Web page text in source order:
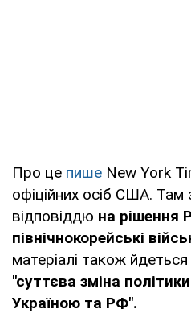
Про це пише New York
офіційних осіб США.
відповіддю на рішення
північнокорейські
матеріалі також
"суттєва зміна
Україною та РФ".